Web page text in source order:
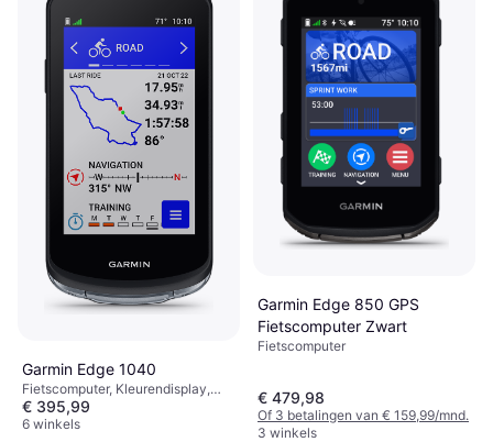
Garmin Edge 1040
Fietscomputer, Kleurendisplay,
Touchscreen, Draadloos, ANT+
€ 395,99
6 winkels
Garmin Edge 850 GPS
Fietscomputer Zwart
Fietscomputer
€ 479,98
Of 3 betalingen van € 159,99/mnd.
3 winkels